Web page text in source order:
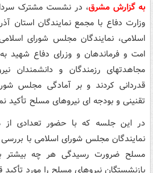
به گزارش مشرق، در نشست مشترک
وزارت دفاع با مجمع نمایندگان استان
اسلامی، نمایندگان مجلس شورای
امت و فرماندهان و وزرای دفاع شهید به
مجاهدتهای رزمندگان و دانشمندان
قدردانی کردند و بر آمادگی مجلس
تقنینی و بودجه ای نیروهای مسلح تأکید
در این جلسه که با حضور تعدادی از
نمایندگان مجلس شورای اسلامی با
مسلح ضرورت رسیدگی هر چه بیشتر
بازنشستگان نیروهای مسلح را مورد تأکید